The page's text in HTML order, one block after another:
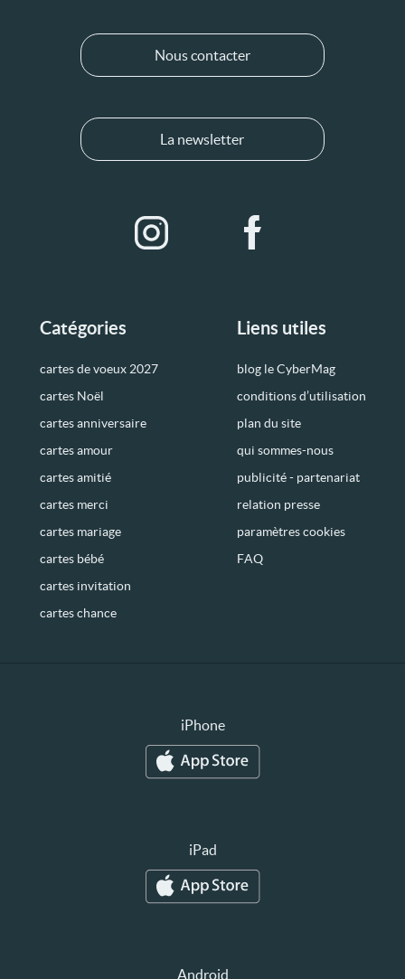
Catégories
cartes de voeux 2027
cartes Noël
cartes anniversaire
cartes amour
cartes amitié
cartes merci
cartes mariage
cartes bébé
cartes invitation
cartes chance
Liens utiles
blog le CyberMag
conditions d’utilisation
plan du site
qui sommes-nous
publicité - partenariat
relation presse
paramètres cookies
FAQ
Nous contacter
La newsletter
iPhone
iPad
Android